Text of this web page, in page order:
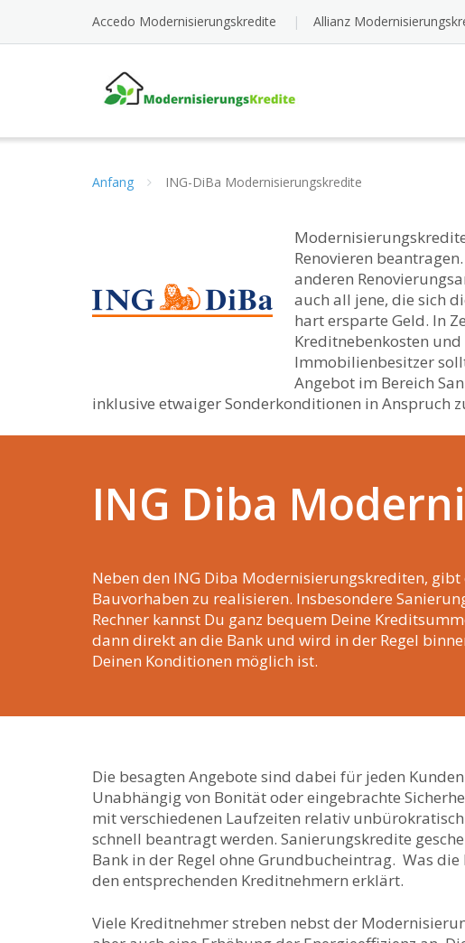
content
Accedo Modernisierungskredite Allianz
Anfang ING-DiBa Modernisierungskredite
Renovieren
anderen
auch all jene, die sich
hart ersparte Geld. In
Kreditnebenkosten
Immobilienbesitzer
Angebot im Bereich
inklusive etwaiger Sonderkonditionen in Anspruch
ING Diba
Neben den ING Diba Modernisierungskrediten,
Bauvorhaben zu realisieren. Insbesondere
Rechner kannst Du ganz bequem Deine
dann direkt an die Bank und wird in der Regel
Deinen Konditionen möglich ist.
Die besagten Angebote sind dabei für jeden
Unabhängig von Bonität oder eingebrachte
mit verschiedenen Laufzeiten relativ
schnell beantragt werden. Sanierungskredite
Bank in der Regel ohne Grundbucheintrag. Was
den entsprechenden Kreditnehmern erklärt.
Viele Kreditnehmer streben nebst der